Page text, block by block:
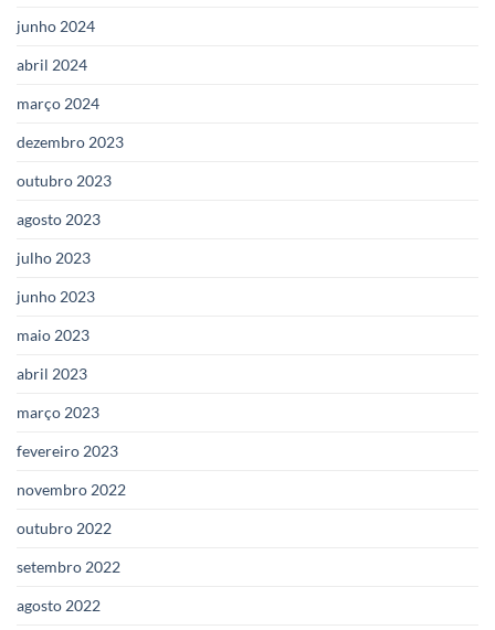
junho 2024
abril 2024
março 2024
dezembro 2023
outubro 2023
agosto 2023
julho 2023
junho 2023
maio 2023
abril 2023
março 2023
fevereiro 2023
novembro 2022
outubro 2022
setembro 2022
agosto 2022